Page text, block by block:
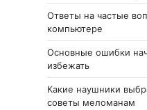
Ответы на частые
компьютере
Основные ошибки
избежать
Какие наушники
советы меломанам